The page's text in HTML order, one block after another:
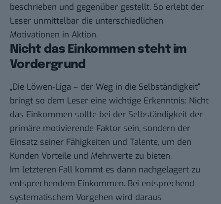
beschrieben und gegenüber gestellt. So erlebt der
Leser unmittelbar die unterschiedlichen
Motivationen in Aktion.
Nicht das Einkommen steht im
Vordergrund
„Die Löwen-Liga – der Weg in die Selbständigkeit“
bringt so dem Leser eine wichtige Erkenntnis: Nicht
das Einkommen sollte bei der Selbständigkeit der
primäre motivierende Faktor sein, sondern der
Einsatz seiner Fähigkeiten und Talente, um den
Kunden Vorteile und Mehrwerte zu bieten.
Im letzteren Fall kommt es dann nachgelagert zu
entsprechendem Einkommen. Bei entsprechend
systematischem Vorgehen wird daraus